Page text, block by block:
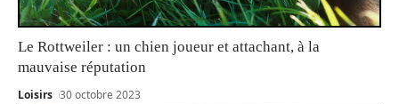
Le Rottweiler : un chien joueur et attachant, à la
mauvaise réputation
Loisirs 30 octobre 2023